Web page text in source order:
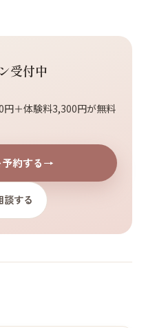
受付中
＋体験料3,300円が無料
約する→
談する